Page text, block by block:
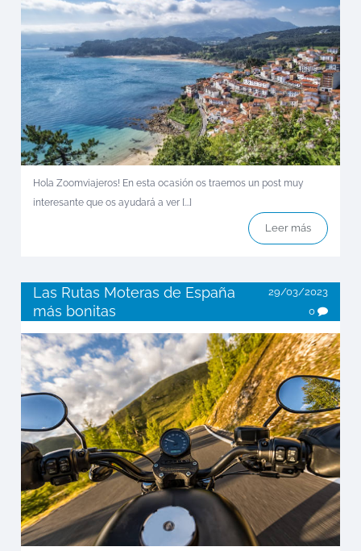
Hola Zoomviajeros! En esta ocasión os traemos un post muy
interesante que os ayudará a ver [...]
Leer más
Las Rutas Moteras de España
más bonitas
29/03/2023
0